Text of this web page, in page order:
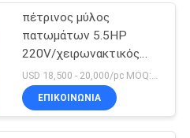
πέτρινος μύλος
πατωμάτων 5.5HP
220V/χειρωνακτικός
στιλβωτής πατωμάτων
με τη μαγνητική κενή
έξοδο πιάτων
ΕΠΙΚΟΙΝΩΝΊΑ